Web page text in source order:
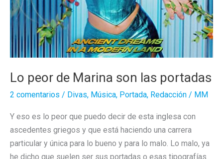
Lo peor de Marina son las portadas
2 comentarios / Divas, Música, Portada, Redacción / MM
Y eso es lo peor que puedo decir de esta inglesa con
ascedentes griegos y que está haciendo una carrera
particular y única para lo bueno y para lo malo. Lo malo, ya
he dicho que suelen ser sus portadas o esas tipografías